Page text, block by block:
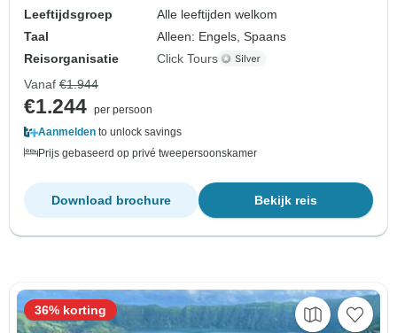
Leeftijdsgroep
Alle leeftijden welkom
Taal
Alleen: Engels, Spaans
Reisorganisatie
Click Tours
Vanaf €1.944
€1.244 per persoon
Aanmelden to unlock savings
Prijs gebaseerd op privé tweepersoonskamer
Bekijk reis
Download brochure
36% korting